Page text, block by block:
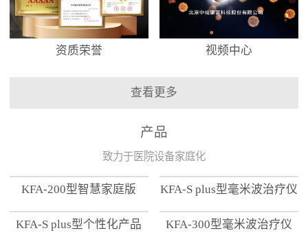
资质荣誉 视频中心
查看更多
产品
致力于医院设备家庭化
KFA-200型智慧家庭版 KFA-S plus型毫米波治疗仪
KFA-S plus型个性化产品
KFA-300型毫米波治疗仪